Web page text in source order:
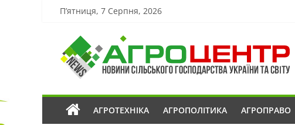
П’ятниця, 7 Серпня, 2026
АГРОТЕХНІКА АГРОПОЛІТИКА АГРОПРАВО